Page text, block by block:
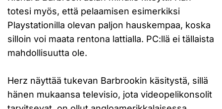
totesi myös, että pelaamisen esimerkiksi
Playstationilla olevan paljon hauskempaa, koska
silloin voi maata rentona lattialla. PC:llä ei tällaista
mahdollisuutta ole.
Herz näyttää tukevan Barbrookin käsitystä, sillä
hänen mukaansa televisio, jota videopelikonsolit